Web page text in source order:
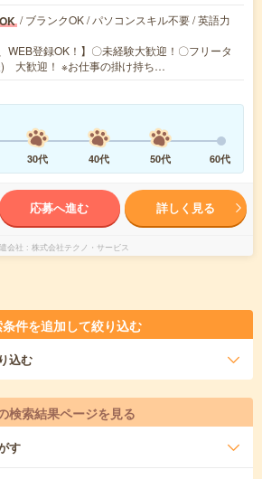
/ ブランクOK / パソコンスキル不要 / 英語力
WEB登録OK！】〇未経験大歓迎！〇フリータ
) 大歓迎！ ※お仕事の掛け持ち…
30代 40代 50代 60代
応募へ進む 詳しく見る
会社 株式会社テクノ・サービス
件を追加して絞り込む
込む
検索結果ページを見る
す